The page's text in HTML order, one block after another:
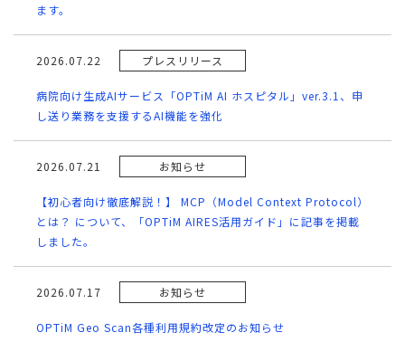
ます。
2026.07.22 プレスリリース
病院向け生成AIサービス「OPTiM AI ホスピタル」ver.3.1、申
し送り業務を支援するAI機能を強化
2026.07.21 お知らせ
【初心者向け徹底解説！】 MCP（Model Context Protocol）
とは？ について、「OPTiM AIRES活用ガイド」に記事を掲載
しました。
2026.07.17 お知らせ
OPTiM Geo Scan各種利用規約改定のお知らせ